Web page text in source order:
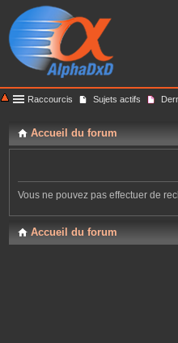
Raccourcis Sujets actifs
Accueil du forum
Vous ne pouvez pas effectuer de
Accueil du forum